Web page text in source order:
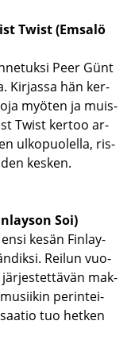
Twist (Em­sa­lö
Peer Günt
Kir­jas­sa hän ker­
myö­ten ja muis­
Twist ker­too ar­
ul­ko­puo­lel­la, ris­
kes­ken.
Soi)
kesän Fin­lay­
Rei­lun vuo­
jär­jes­tet­tä­vän mak­
pe­rin­tei­
tuo het­ken